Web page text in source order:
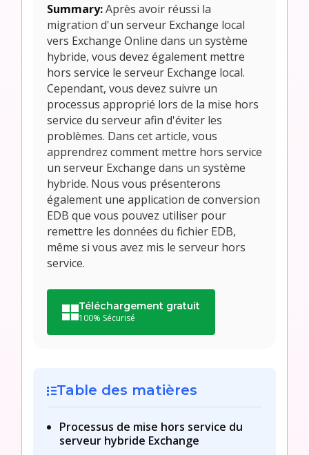
Summary:Après avoir réussi la
migration d'un serveur Exchange local
vers Exchange Online dans un système
hybride, vous devez également mettre
hors service le serveur Exchange local.
Cependant, vous devez suivre un
processus approprié lors de la mise hors
service du serveur afin d'éviter les
problèmes. Dans cet article, vous
apprendrez comment mettre hors service
un serveur Exchange dans un système
hybride. Nous vous présenterons
également une application de conversion
EDB que vous pouvez utiliser pour
remettre les données du fichier EDB,
même si vous avez mis le serveur hors
service.
Téléchargement gratuit
100% Sécurisé
Table des matières
Processus de mise hors service du
serveur hybride Exchange